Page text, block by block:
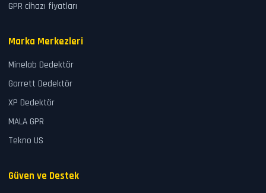
GPR cihazı fiyatları
Marka Merkezleri
Minelab Dedektör
Garrett Dedektör
XP Dedektör
MALA GPR
Tekno US
Güven ve Destek